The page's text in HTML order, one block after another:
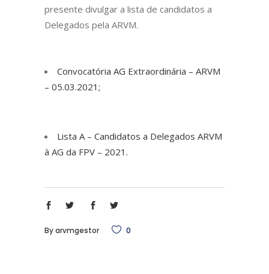
presente divulgar a lista de candidatos a
Delegados pela ARVM.
Convocatória AG Extraordinária – ARVM
– 05.03.2021;
Lista A – Candidatos a Delegados ARVM
à AG da FPV – 2021.
Byarvmgestor 0